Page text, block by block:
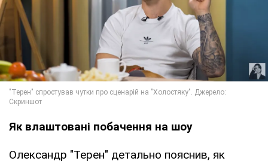
Як влаштовані побачення на шоу
Олександр "Терен" детально пояснив, як